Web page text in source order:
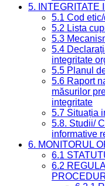
5. INTEGRITATE
5.1 Cod
5.2 Lista
5.3
5.4
integritate
5.5 Planul
5.6 Raport
măsurilor
integritate
5.7 Situația
5.8. Studii/
informative
6. MONITORUL
6.1
6.2